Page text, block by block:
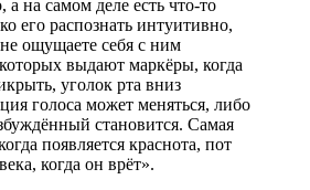
а на самом деле есть что-то
его распознать интуитивно,
ощущаете себя с ним
выдают маркёры, когда
уголок рта вниз
голоса может меняться, либо
становится. Самая
появляется краснота, пот
когда он врёт».